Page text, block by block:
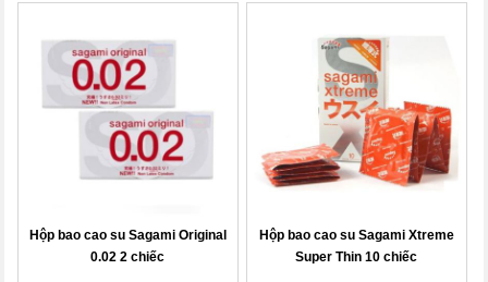
Hộp bao cao su Sagami Original
0.02 2 chiếc
Hộp bao cao su Sagami Xtreme
Super Thin 10 chiếc